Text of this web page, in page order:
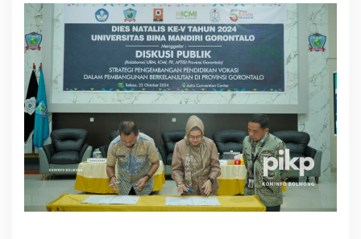
j
a
S
a
m
a
H
a
i
l
k
a
n
G